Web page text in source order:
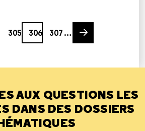
page
305
Page
306
307 …
Next page
AUX QUESTIONS LES
DANS DES DOSSIERS